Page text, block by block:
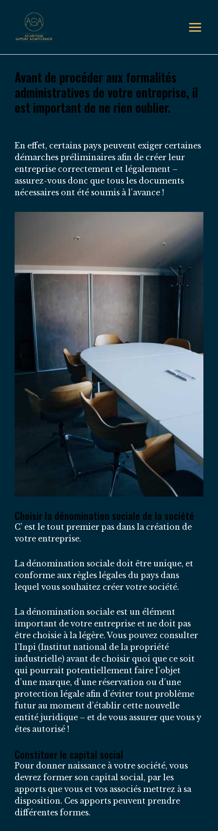
Avant de procéder aux formalités
administratives de votre entreprise, il
est important de ne rien oublier.
En effet, certains pays peuvent exiger certaines
démarches préliminaires afin de créer leur
entreprise correctement et légalement –
assurez-vous donc que tous les documents
nécessaires ont été soumis à l’avance !
Choisir la dénomination sociale de la société
C’ est le tout premier pas dans la création de
votre entreprise.
La dénomination sociale doit être unique, et
conforme aux règles légales du pays dans
lequel vous souhaitez créer votre société.
La dénomination sociale est un élément
important de votre entreprise et ne doit pas
être choisie à la légère. Vous pouvez consulter
l’Inpi (Institut national de la propriété
industrielle) avant de choisir quoi que ce soit
qui pourrait potentiellement faire l’objet
d’une marque, d’une réservation ou d’une
protection légale afin d’éviter tout problème
futur au moment d’établir cette nouvelle
entité juridique – et de vous assurer que vous y
êtes autorisé !
Constituer le capital social
Pour donner naissance à votre société, vous
devrez former son capital social, par les
apports que vous et vos associés mettrez à sa
disposition. Ces apports peuvent prendre
différentes formes.